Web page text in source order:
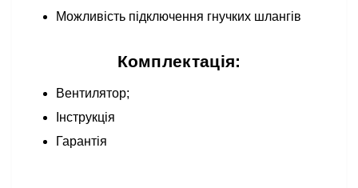
Можливість підключення гнучких шлангів
Комплектація:
Вентилятор;
Інструкція
Гарантія